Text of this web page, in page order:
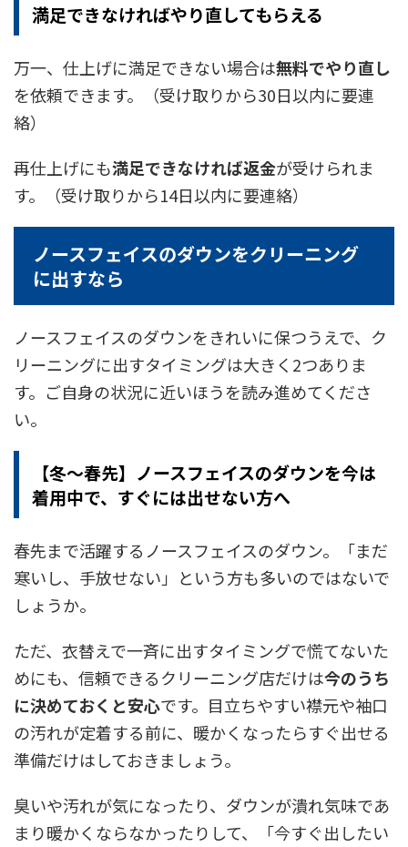
満足できなければやり直してもらえる
万一、仕上げに満足できない場合は無料でやり直し
を依頼できます。（受け取りから30日以内に要連
絡）
再仕上げにも満足できなければ返金が受けられま
す。（受け取りから14日以内に要連絡）
ノースフェイスのダウンをクリーニング
に出すなら
ノースフェイスのダウンをきれいに保つうえで、ク
リーニングに出すタイミングは大きく2つありま
す。ご自身の状況に近いほうを読み進めてくださ
い。
【冬～春先】ノースフェイスのダウンを今は
着用中で、すぐには出せない方へ
春先まで活躍するノースフェイスのダウン。「まだ
寒いし、手放せない」という方も多いのではないで
しょうか。
ただ、衣替えで一斉に出すタイミングで慌てないた
めにも、信頼できるクリーニング店だけは今のうち
に決めておくと安心です。目立ちやすい襟元や袖口
の汚れが定着する前に、暖かくなったらすぐ出せる
準備だけはしておきましょう。
臭いや汚れが気になったり、ダウンが潰れ気味であ
まり暖かくならなかったりして、「今すぐ出したい